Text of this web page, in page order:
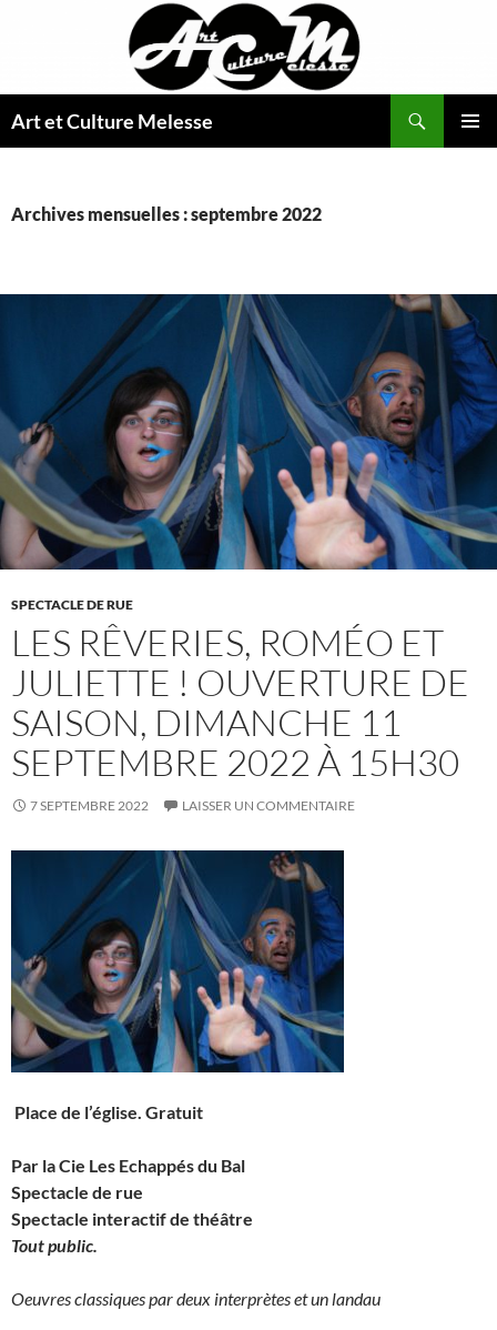
Art et Culture Melesse
Archives mensuelles : septembre 2022
SPECTACLE DE RUE
LES RÊVERIES, ROMÉO ET
JULIETTE ! OUVERTURE DE
SAISON, DIMANCHE 11
SEPTEMBRE 2022 À 15H30
7 SEPTEMBRE 2022 LAISSER UN COMMENTAIRE
Place de l’église. Gratuit
Par la Cie Les Echappés du Bal
Spectacle de rue
Spectacle interactif de théâtre
Tout public.
Oeuvres classiques par deux interprètes et un landau